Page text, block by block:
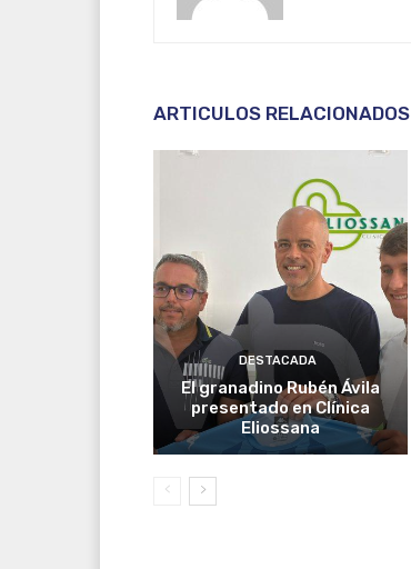
ARTICULOS RELACIONADOS
DESTACADA
El granadino Rubén Ávila
presentado en Clínica
Eliossana